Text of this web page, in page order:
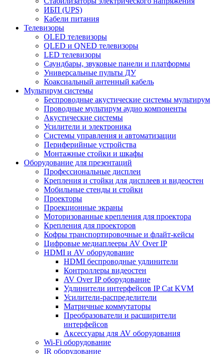
ИБП (UPS)
Кабели питания
Телевизоры
OLED телевизоры
QLED и QNED телевизоры
LED телевизоры
Саундбары, звуковые панели и платформы
Универсальные пульты ДУ
Коаксиальный антенный кабель
Мультирум системы
Беспроводные акустические системы мультирум
Проводные мультирум аудио компоненты
Акустические системы
Усилители и электроника
Системы управления и автоматизации
Периферийные устройства
Монтажные стойки и шкафы
Оборудование для презентаций
Профессиональные дисплеи
Крепления и стойки для дисплеев и видеостен
Мобильные стенды и стойки
Проекторы
Проекционные экраны
Моторизованные крепления для проектора
Крепления для проекторов
Кофры транспортировочные и флайт-кейсы
Цифровые медиаплееры AV Over IP
HDMI и AV оборудование
HDMI беспроводные удлинители
Контроллеры видеостен
AV Over IP оборудование
Удлинители интерфейсов IP Cat KVM
Усилители-распределители
Матричные коммутаторы
Преобразователи и расширители
интерфейсов
Аксессуары для AV оборудования
Wi-Fi оборудование
IR оборудование